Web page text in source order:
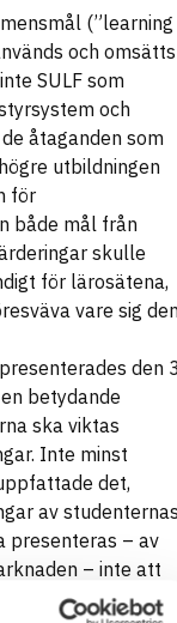
(”learning
och
SULF som
och
åtaganden som
utbildningen
för
både mål från
skulle
för lärosätena,
vare sig
den
betydande
ska viktas
Inte minst
det,
av
presenteras – av
– inte att